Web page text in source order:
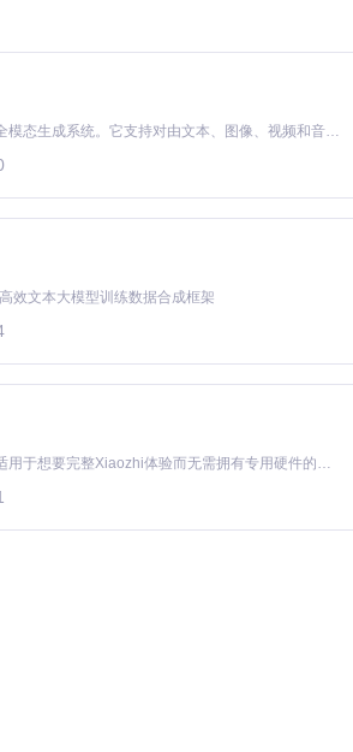
夹爪，结合视觉识别技术实现物料的分类与
MiniMax H3 是一个通用的全模态生成系统。它支持对由文本、图像、视频和音频组成的多模态上下文进行统一理解，并能生成分辨率高达 2K、时长可达 15 秒的带原生立体声音频的视频。得益于面向任务泛化的系统设计，H3 在预训练阶段就已具备广泛的多模态上下文理解与生成能力，能够出色地执行复杂的多模态指令。
效文本大模型训练数据合成框架
基于Python的Xiaozhi AI，适用于想要完整Xiaozhi体验而无需拥有专用硬件的用户。